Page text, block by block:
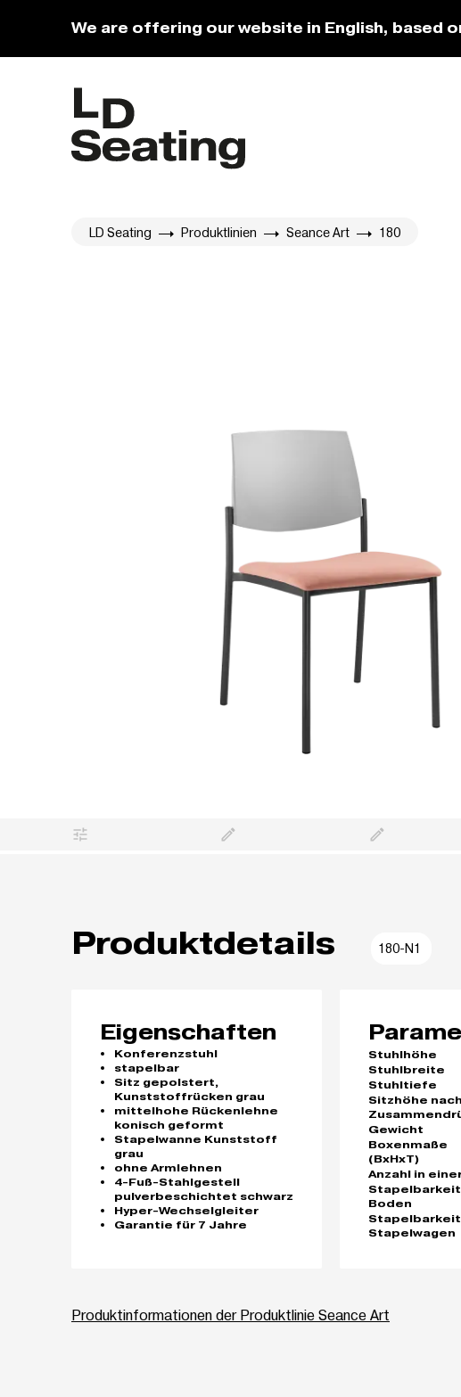
We are offering our website in English, based
LD Seating Produktlinien Seance Art 180
Produktdetails 180-N1
Eigenschaften
Konferenzstuhl
stapelbar
Sitz gepolstert,
Kunststoffrücken grau
mittelhohe Rückenlehne
konisch geformt
Stapelwanne Kunststoff
grau
ohne Armlehnen
4-Fuß-Stahlgestell
pulverbeschichtet schwarz
Hyper-Wechselgleiter
Garantie für 7 Jahre
Stuhlhöhe
Stuhlbreite
Stuhltiefe
Sitzhöhe
Gewicht
Boxenmaße
(BxHxT)
Anzahl in
Boden
Stapelwagen
Produktinformationen der Produktlinie Seance Art